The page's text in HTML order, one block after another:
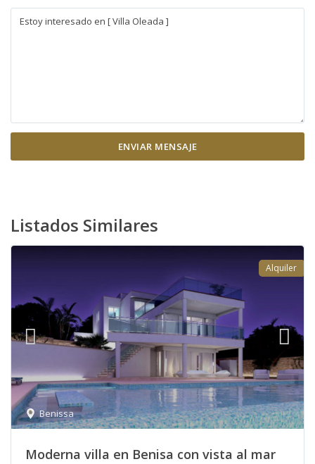
Listados Similares
Benissa
Alquiler
Moderna villa en Benisa con vista al mar